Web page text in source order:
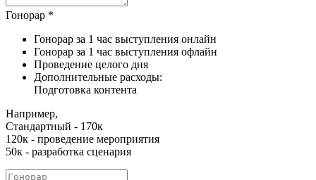
Гонорар *
Гонорар за 1 час выступления онлайн
Гонорар за 1 час выступления офлайн
Проведение целого дня
Дополнительные расходы:
Подготовка контента
Например,
Стандартный - 170к
120к - проведение мероприятия
50к - разработка сценария